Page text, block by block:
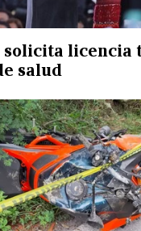
licencia
salud